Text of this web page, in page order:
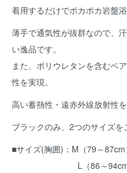
着用するだけでポカポカ岩盤
薄手で通気性が抜群なので、
い逸品です。
また、ポリウレタンを含むベ
性を実現。
高い蓄熱性・遠赤外線放射性
ブラックのみ、2つのサイズを
■サイズ(胸囲)：M（79～87cm
L（86～94cm